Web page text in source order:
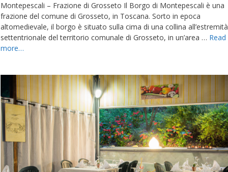
Montepescali – Frazione di Grosseto Il Borgo di Montepescali è una
frazione del comune di Grosseto, in Toscana. Sorto in epoca
altomedievale, il borgo è situato sulla cima di una collina all’estremità
settentrionale del territorio comunale di Grosseto, in un’area … Read
more…